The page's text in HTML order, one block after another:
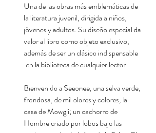
Una de las obras más emblemáticas de
la literatura juvenil, dirigida a niños,
jóvenes y adultos. Su diseño especial da
valor al libro como objeto exclusivo,
además de ser un clásico indispensable
en la biblioteca de cualquier lector.
Bienvenido a Seeonee, una selva verde,
frondosa, de mil olores y colores, la
casa de Mowgli; un cachorro de
Hombre criado por lobos bajo las